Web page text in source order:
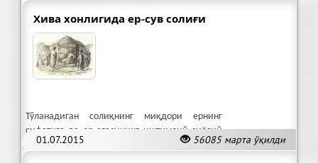
Хива хонлигида ер-сув солиғи
01.07.2015 56085 марта ўқилди
Тўланадиган солиқнинг миқдори ернинг
сифатига ва ер эгасининг ижтимоий-сиёсий
мавқеига қараб белгиланган.